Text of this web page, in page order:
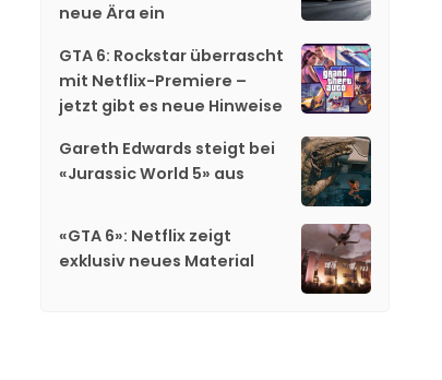
neue Ära ein
GTA 6: Rockstar überrascht
mit Netflix-Premiere –
jetzt gibt es neue Hinweise
Gareth Edwards steigt bei
«Jurassic World 5» aus
«GTA 6»: Netflix zeigt
exklusiv neues Material